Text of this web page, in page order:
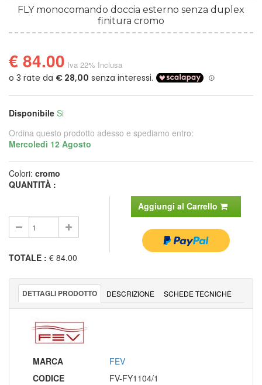
FLY monocomando doccia esterno senza duplex
finitura cromo
€ 84.00 Iva 22% Inclusa
Disponibile Si
Ordina questo prodotto adesso e spediamo entro:
Mercoledì 12 Agosto
Colori: cromo
QUANTITÀ :
Aggiungi al Carrello
TOTALE : € 84.00
DETTAGLI PRODOTTO DESCRIZIONE SCHEDE TECNICHE
MARCA
FEV
CODICE
FV-FY1104/1